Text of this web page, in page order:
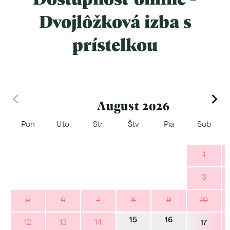
Dvojlôžková izba s
prístelkou
August 2026
Pon Uto Str Štv Pia Sob
1
3
5 6 7 8 9 10
12 13 14 15 16 17